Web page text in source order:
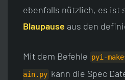
ebenfalls nützlich, es ist
Blaupause aus den
Mit dem Befehle pyi-
ain.py kann die Spec